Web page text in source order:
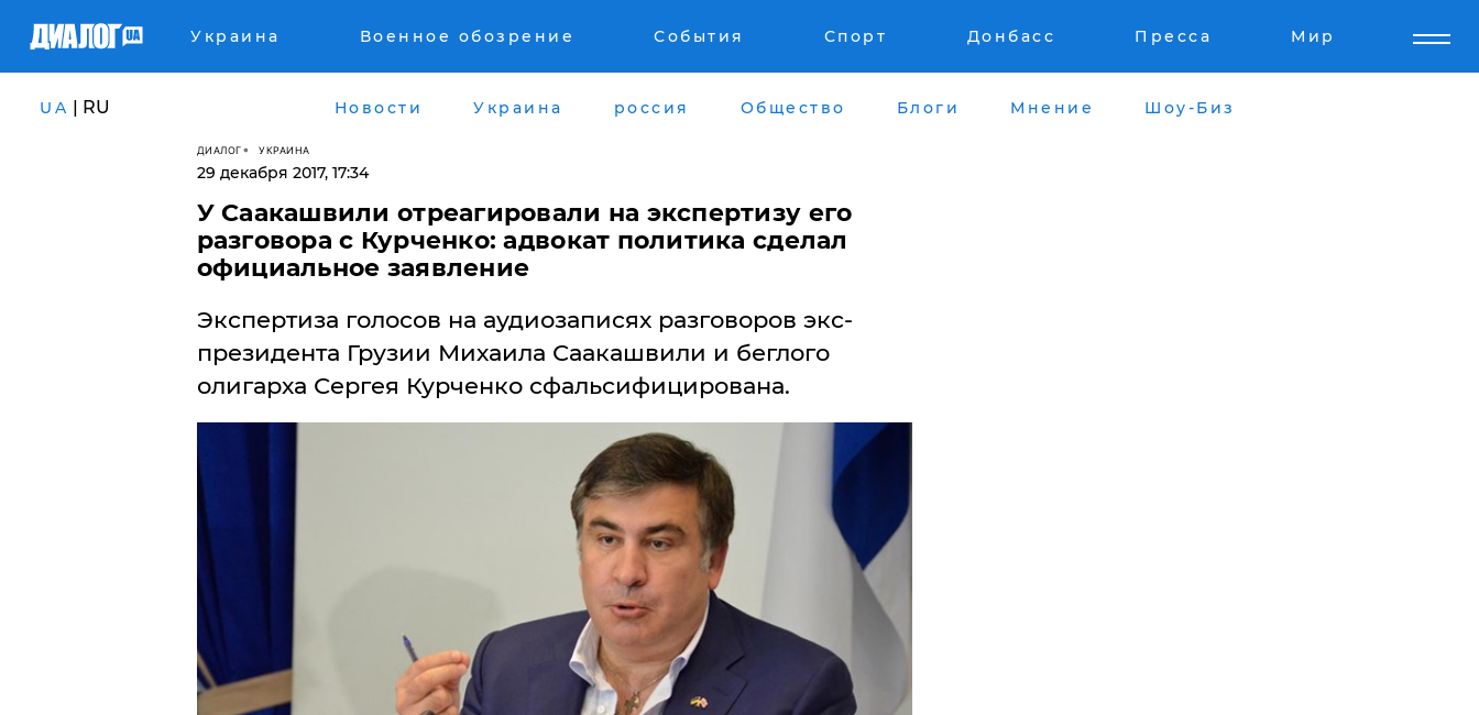
Украина Военное обозрение События Спорт Донбасс Пресса Мир
UA | RU Новости Украина россия Общество Блоги Мнение Шоу-Биз
ДИАЛОГ УКРАИНА
29 декабря 2017, 17:34
У Саакашвили отреагировали на экспертизу его
разговора с Курченко: адвокат политика сделал
официальное заявление
Экспертиза голосов на аудиозаписях разговоров экс-
президента Грузии Михаила Саакашвили и беглого
олигарха Сергея Курченко сфальсифицирована.